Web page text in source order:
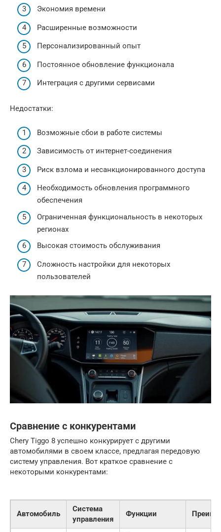
Экономия времени
Расширенные возможности
Персонализированный опыт
Постоянное обновление функционала
Интеграция с другими сервисами
Недостатки:
Возможные сбои в работе системы
Зависимость от интернет-соединения
Риск взлома и несанкционированного доступа
Необходимость обновления программного
обеспечения
Ограниченная функциональность в некоторых
регионах
Высокая стоимость обслуживания
Сложность настройки для некоторых
пользователей
Сравнение с конкурентами
Chery Tiggo 8 успешно конкурирует с другими
автомобилями в своем классе, предлагая передовую
систему управления. Вот краткое сравнение с
некоторыми конкурентами:
Автомобиль
Система
управления
Функции